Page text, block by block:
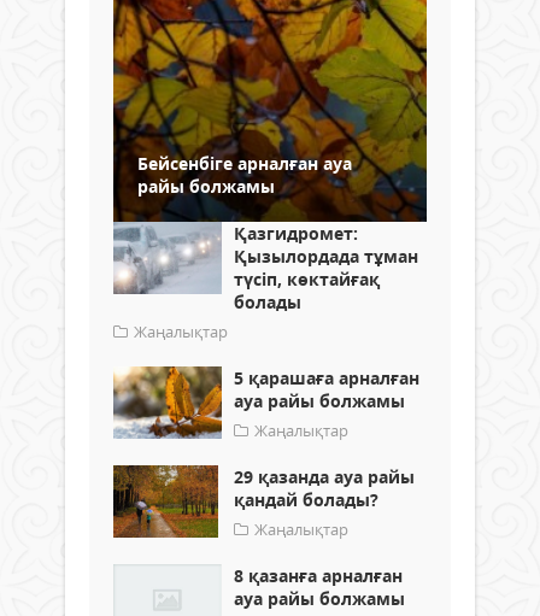
Бейсенбіге арналған ауа
райы болжамы
Қазгидромет:
Қызылордада тұман
түсіп, көктайғақ
болады
Жаңалықтар
5 қарашаға арналған
ауа райы болжамы
Жаңалықтар
29 қазанда ауа райы
қандай болады?
Жаңалықтар
8 қазанға арналған
ауа райы болжамы